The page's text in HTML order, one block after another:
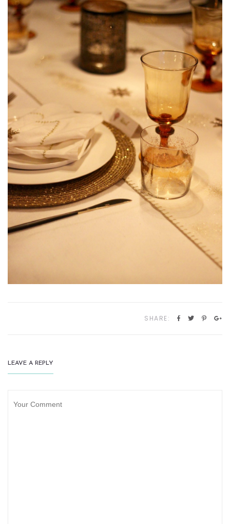
SHARE:
LEAVE A REPLY